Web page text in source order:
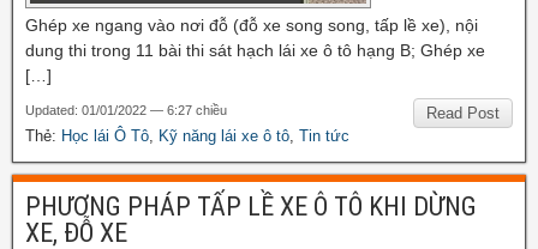
Ghép xe ngang vào nơi đỗ (đỗ xe song song, tấp lề xe), nội
dung thi trong 11 bài thi sát hạch lái xe ô tô hạng B; Ghép xe
[…]
Read Post
Updated: 01/01/2022 — 6:27 chiều
Thẻ: Học lái Ô Tô Kỹ năng lái xe ô tô Tin tức
PHƯƠNG PHÁP TẤP LỀ XE Ô TÔ KHI DỪNG
XE, ĐỖ XE